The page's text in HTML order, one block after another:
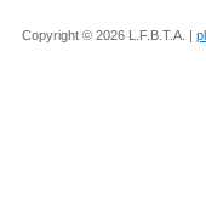
Copyright © 2026 L.F.B.T.A. |